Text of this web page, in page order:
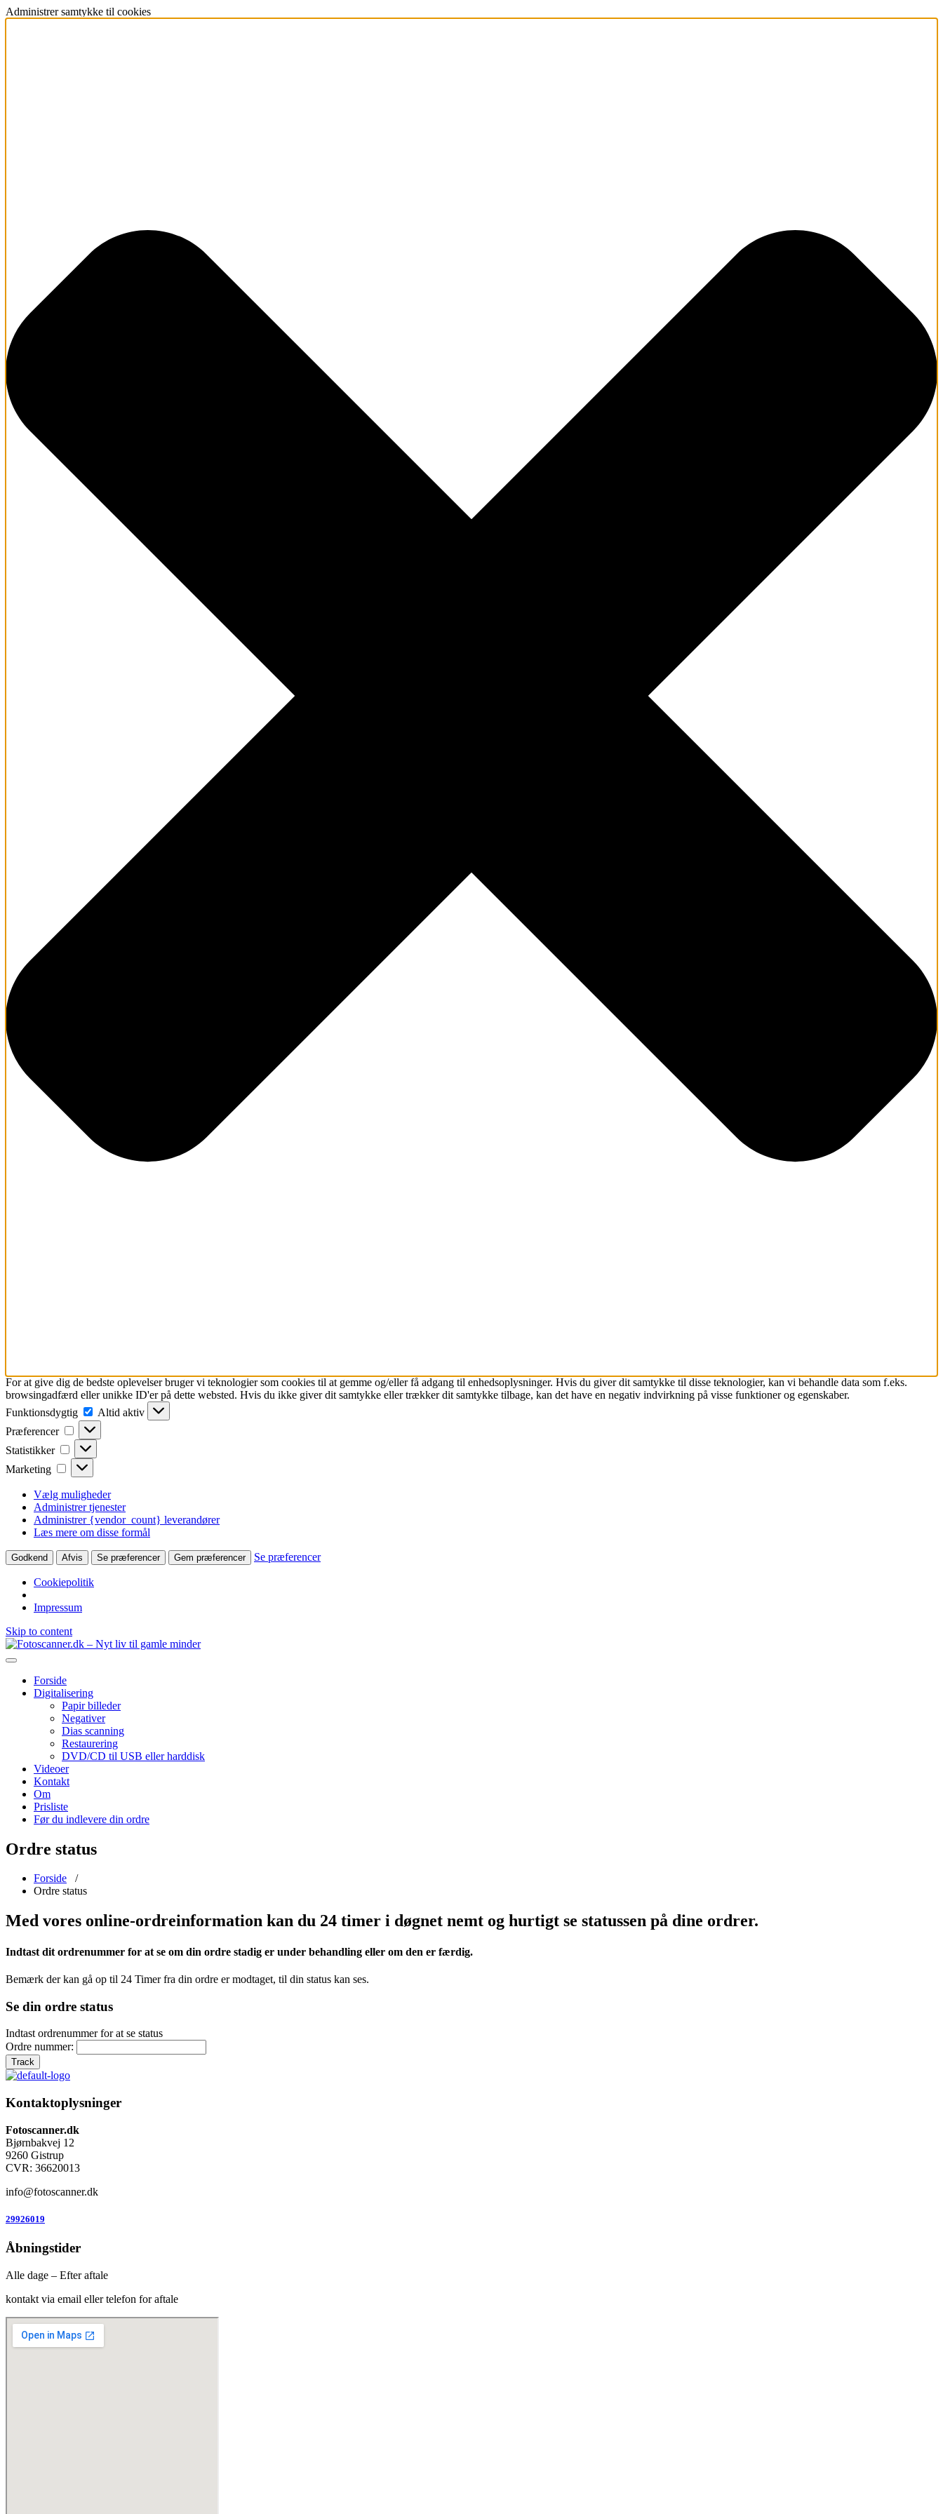
Administrer samtykke til cookies
For at give dig de bedste oplevelser bruger vi teknologier som cookies til at gemme og/eller få adgang til enhedsoplysninger. Hvis du giver dit samtykke til disse teknologier, kan vi behandle data som f.eks.
browsingadfærd eller unikke ID'er på dette websted. Hvis du ikke giver dit samtykke eller trækker dit samtykke tilbage, kan det have en negativ indvirkning på visse funktioner og egenskaber.
Funktionsdygtig
Funktionsdygtig
Altid aktiv
Præferencer
Præferencer
Statistikker Statistikker
Marketing Marketing
Vælg muligheder
Administrer tjenester
Administrer {vendor_count} leverandører
Læs mere om disse formål
Godkend Afvis Se præferencer Gem præferencer Se præferencer
Cookiepolitik
Impressum
Skip to content
Fotoscanner.dk – Nyt liv til gamle minder
Forside
Digitalisering
Papir billeder
Negativer
Dias scanning
Restaurering
DVD/CD til USB eller harddisk
Videoer
Kontakt
Om
Prisliste
Før du indlevere din ordre
Ordre status
Forside /
Ordre status
Med vores online-ordreinformation kan du 24 timer i døgnet nemt og hurtigt se statussen på dine ordrer.
Indtast dit ordrenummer for at se om din ordre stadig er under behandling eller om den er færdig.
Bemærk der kan gå op til 24 Timer fra din ordre er modtaget, til din status kan ses.
Se din ordre status
Indtast ordrenummer for at se status
Ordre nummer:
Kontaktoplysninger
Fotoscanner.dk
Bjørnbakvej 12
9260 Gistrup
CVR: 36620013
info@fotoscanner.dk
29926019
Åbningstider
Alle dage – Efter aftale
kontakt via email eller telefon for aftale